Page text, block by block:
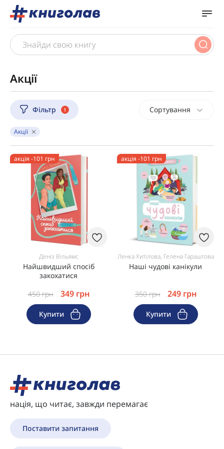
Акції
Фільтр 1 Сортування
Акції
акція -101 грн
Деніз Вільямс
Найшвидший спосіб
закохатися
450грн 349 грн
Купити
акція -101 грн
Ленка Хитілова, Гелена Гараштова
Наші чудові канікули
350грн 249 грн
Купити
нація, що читає, завжди перемагає
Поставити запитання